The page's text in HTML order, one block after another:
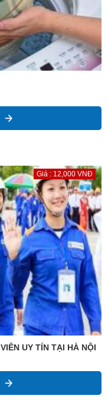
Giá : 12,000 VNĐ
UY TÍN TẠI HÀ NỘI